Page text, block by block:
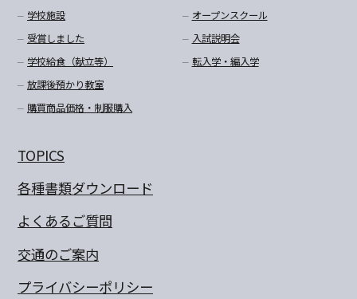
学校施設
受賞しました
学校給食（献立等）
放課後預かり教室
購買商品価格・制服購入
オープンスクール
入試説明会
転入学・編入学
TOPICS
各種書類ダウンロード
よくあるご質問
交通のご案内
プライバシーポリシー